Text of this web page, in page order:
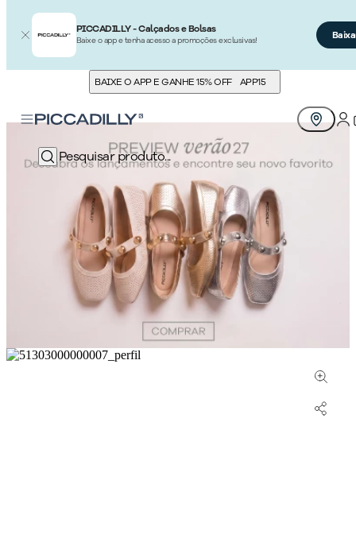
PICCADILLY - Calçados e Bolsas
Baixe o app e tenha acesso a promoções exclusivas!
BAIXE O APP E GANHE 15% OFF APP15